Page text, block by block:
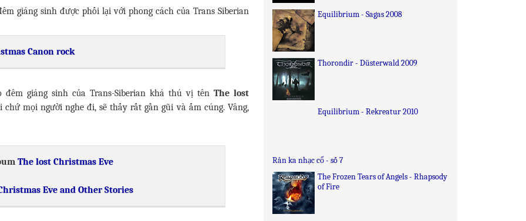
giáng sinh được phối lại với phong cách của Trans Siberian
Canon rock
giáng sinh của Trans-Siberian khá thú vị tên The lost
mọi người nghe đi, sẽ thấy rất gần gũi và ấm cúng. Vâng,
The lost Christmas Eve
Eve and Other Stories
Equilibrium - Sagas 2008
Thorondir - Düsterwald 2009
Equilibrium - Rekreatur 2010
Rân ka nhạc cổ - số 7
The Frozen Tears of Angels - Rhapsody
of Fire